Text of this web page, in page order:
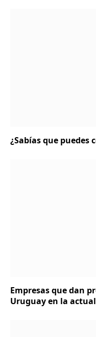
¿Sabías que
Empresas que dan
Uruguay en la